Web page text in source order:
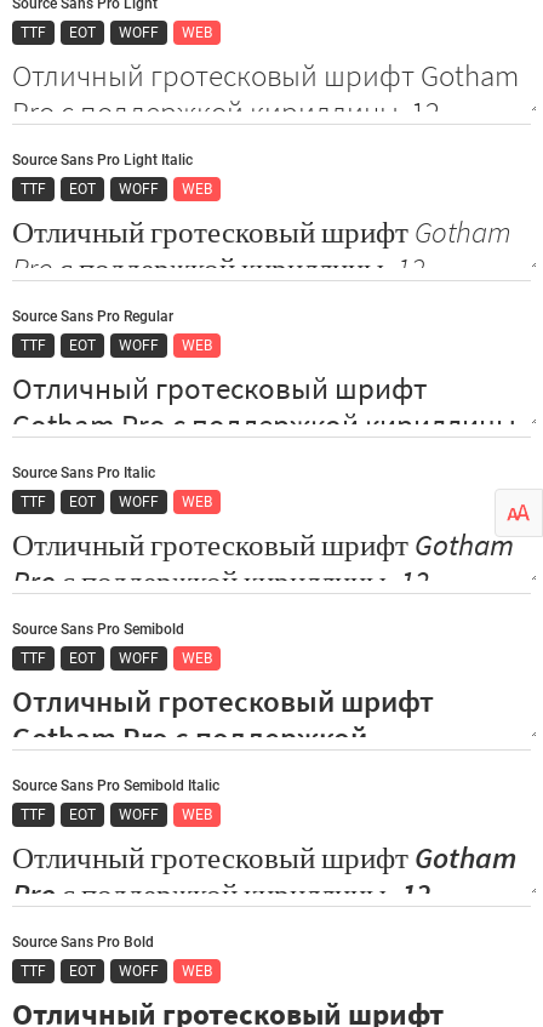
Source Sans Pro Light
TTF
EOT WOFF WEB
Source Sans Pro Light Italic
TTF
EOT WOFF WEB
Source Sans Pro Regular
TTF
EOT WOFF WEB
Source Sans Pro Italic
TTF
EOT WOFF WEB
Source Sans Pro Semibold
TTF
EOT WOFF WEB
Source Sans Pro Semibold Italic
TTF
EOT WOFF WEB
Source Sans Pro Bold
TTF
EOT WOFF WEB